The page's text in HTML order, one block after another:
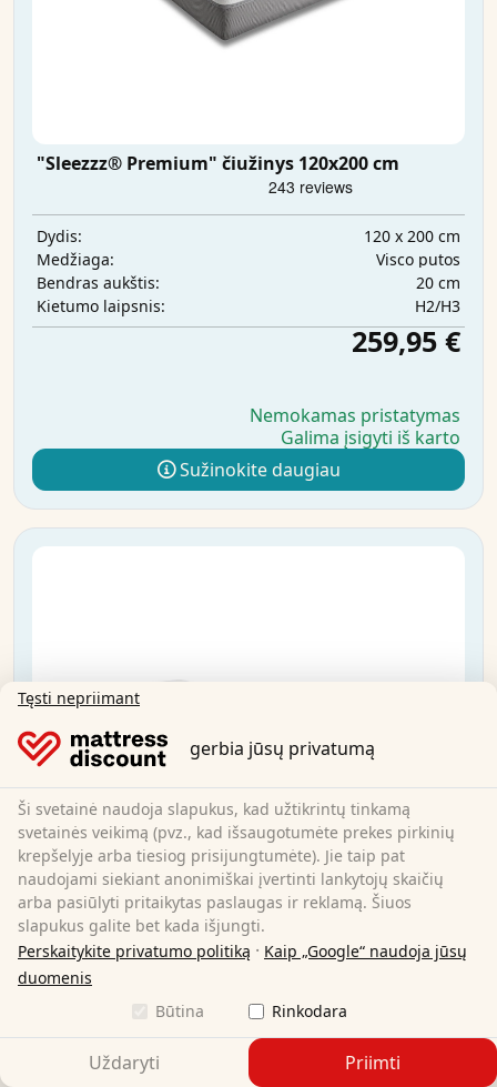
"Sleezzz® Premium" čiužinys 120x200 cm
Dydis:
120 x 200 cm
Medžiaga:
Visco putos
Bendras aukštis:
20 cm
Kietumo laipsnis:
H2/H3
259,95 €
Nemokamas pristatymas
Galima įsigyti iš karto
Sužinokite daugiau
"Sleezzz® Premium" čiužinys 100x200 cm
100 x 200 cm
Tęsti nepriimant
gerbia jūsų privatumą
Ši svetainė naudoja slapukus, kad užtikrintų tinkamą
svetainės veikimą (pvz., kad išsaugotumėte prekes pirkinių
krepšelyje arba tiesiog prisijungtumėte). Jie taip pat
naudojami siekiant anonimiškai įvertinti lankytojų skaičių
arba pasiūlyti pritaikytas paslaugas ir reklamą. Šiuos
slapukus galite bet kada išjungti.
Perskaitykite privatumo politiką · Kaip „Google“ naudoja jūsų
duomenis
Būtina
Rinkodara
Uždaryti Priimti